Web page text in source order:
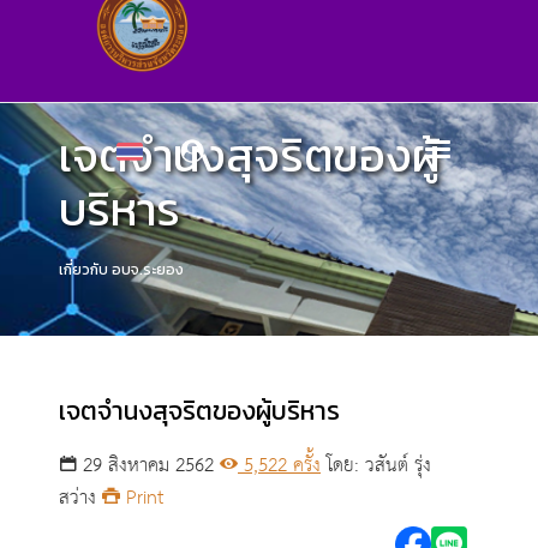
เจตจำนงสุจริตของผู้
บริหาร
เกี่ยวกับ อบจ.ระยอง
เจตจำนงสุจริตของผู้บริหาร
29 สิงหาคม 2562 5,522 ครั้งโดย: วสันต์ รุ่ง
สว่าง
Print